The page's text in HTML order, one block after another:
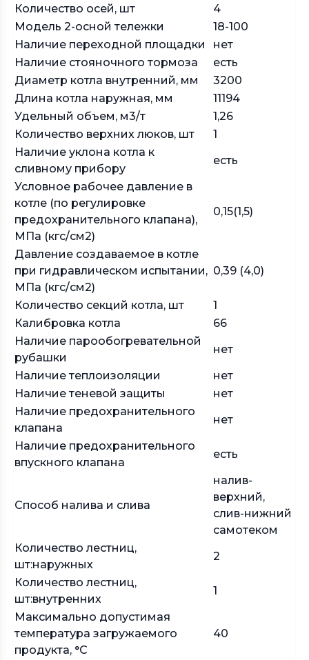
Количество осей, шт
4
Модель 2-осной тележки
18-100
Наличие переходной площадки
нет
Наличие стояночного тормоза
есть
Диаметр котла внутренний, мм
3200
Длина котла наружная, мм
11194
Удельный объем, м3/т
1,26
Количество верхних люков, шт
1
Наличие уклона котла к
сливному прибору
есть
Условное рабочее давление в
котле (по регулировке
предохранительного клапана),
МПа (кгс/см2)
0,15(1,5)
Давление создаваемое в котле
при гидравлическом испытании,
МПа (кгс/см2)
0,39 (4,0)
Количество секций котла, шт
1
Калибровка котла
66
Наличие парообогревательной
рубашки
нет
Наличие теплоизоляции
нет
Наличие теневой защиты
нет
Наличие предохранительного
клапана
нет
Наличие предохранительного
впускного клапана
есть
Способ налива и слива
налив-
верхний,
слив-нижний
самотеком
Количество лестниц,
шт:наружных
2
Количество лестниц,
шт:внутренних
1
Максимально допустимая
температура загружаемого
продукта, °С
40